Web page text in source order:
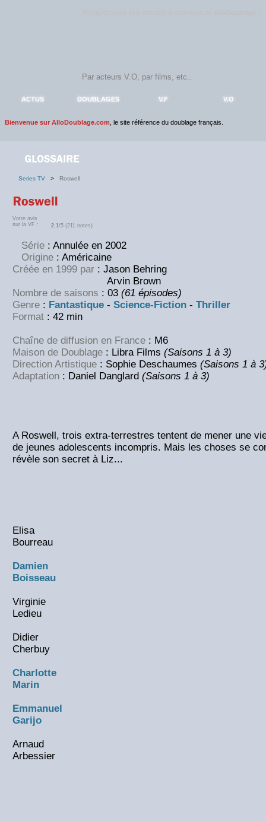
ACTUS DOUBLAGES V.F V.O
Bienvenue sur AlloDoublage.com , le site référence du doublage français.
Series TV > Roswell
Votre avis
sur la VF :
2.1/5 (211 notes)
Série : Annulée en 2002
Origine : Américaine
Créée en 1999 par : Jason Behring
Arvin Brown
Nombre de saisons : 03 (61 épisodes)
Genre : Fantastique - Science-Fiction - Thriller
Format : 42 min
Chaîne de diffusion en France : M6
Maison de Doublage : Libra Films (Saisons 1 à 3)
Direction Artistique : Sophie Deschaumes (Saisons 1 à
Adaptation : Daniel Danglard (Saisons 1 à 3)
A Roswell, trois extra-terrestres tentent de mener une
de jeunes adolescents incompris. Mais les choses se
révèle son secret à Liz...
Elisa
Bourreau
Damien
Boisseau
Virginie
Ledieu
Didier
Cherbuy
Charlotte
Marin
Emmanuel
Garijo
Arnaud
Arbessier